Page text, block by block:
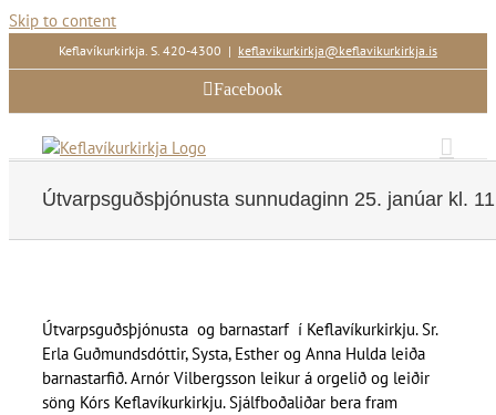
Skip to content
Keflavíkurkirkja. S. 420-4300 | keflavikurkirkja@keflavikurkirkja.is
Facebook
Útvarpsguðsþjónusta sunnudaginn 25. janúar kl. 11
Útvarpsguðsþjónusta og barnastarf í Keflavíkurkirkju. Sr.
Erla Guðmundsdóttir, Systa, Esther og Anna Hulda leiða
barnastarfið. Arnór Vilbergsson leikur á orgelið og leiðir
söng Kórs Keflavíkurkirkju. Sjálfboðaliðar bera fram